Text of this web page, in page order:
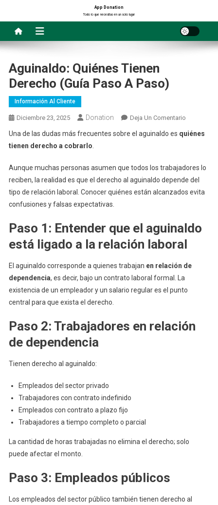
contenido
App Donation
Todo lo que necesitas en un solo lugar
Aguinaldo: Quiénes Tienen
Derecho (Guía Paso A Paso)
Información Al Cliente
Diciembre 23, 2025 Donation Deja Un ComentarioEn
Paso
A
Una de las dudas más frecuentes sobre el aguinaldo es quiénes
tienen derecho a cobrarlo
Aunque muchas personas asumen que todos los trabajadores lo
reciben, la realidad es que el derecho al aguinaldo depende del
tipo de relación laboral. Conocer quiénes están alcanzados evita
confusiones y falsas expectativas.
Paso 1: Entender que el aguinaldo
está ligado a la relación laboral
El aguinaldo corresponde a quienes trabajan en relación de
dependencia, es decir, bajo un contrato laboral formal. La
existencia de un empleador y un salario regular es el punto
central para que exista el derecho.
Paso 2: Trabajadores en relación
de dependencia
Tienen derecho al aguinaldo:
Empleados del sector privado
Trabajadores con contrato indefinido
Empleados con contrato a plazo fijo
Trabajadores a tiempo completo o parcial
La cantidad de horas trabajadas no elimina el derecho; solo
puede afectar el monto.
Paso 3: Empleados públicos
Los empleados del sector público también tienen derecho al